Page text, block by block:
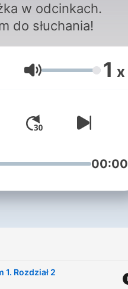
w odcinkach.
do słuchania!
Głośność 1 x
00:00
Rozdział 2